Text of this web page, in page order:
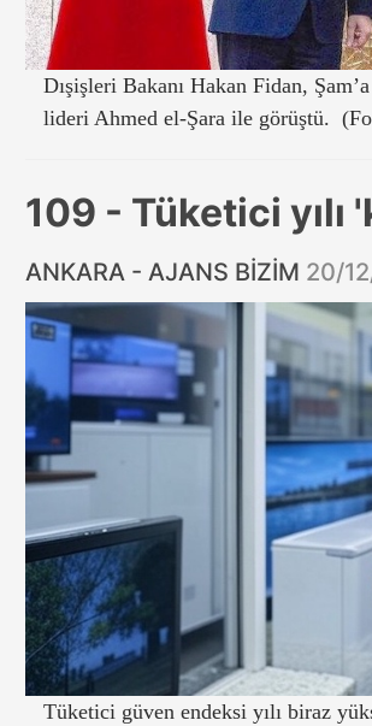
Dışişleri Bakanı Hakan Fidan,
lideri Ahmed el-Şara ile görüştü.
109 - Tüketici yılı
ANKARA - AJANS BİZİM 20/
Tüketici güven endeksi yılı biraz